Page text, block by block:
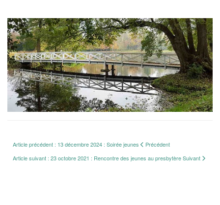
Article précédent : 13 décembre 2024 : Soirée jeunes
Précédent
Article suivant : 23 octobre 2021 : Rencontre des jeunes au presbytèreSuivant